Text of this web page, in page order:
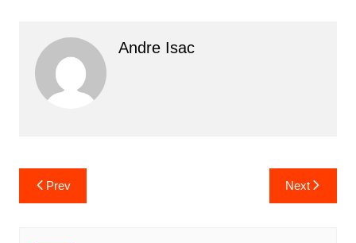
Andre Isac
Prev Next